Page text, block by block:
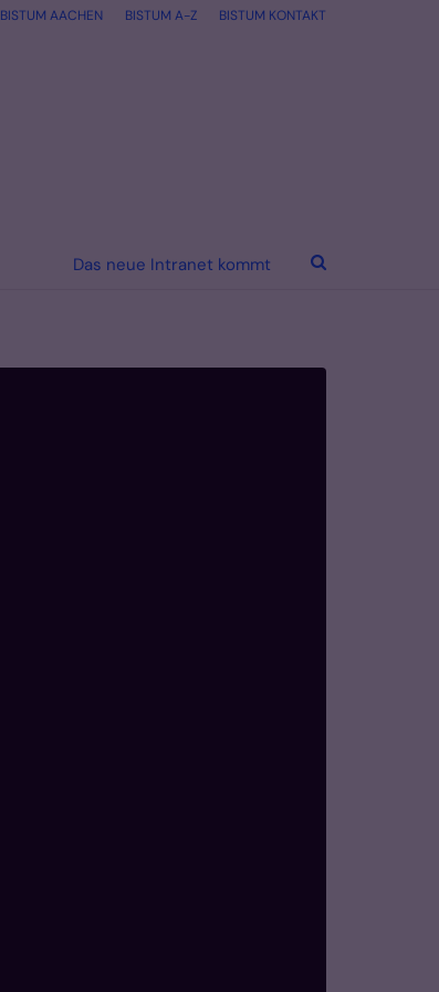
BISTUM AACHEN BISTUM A-Z BISTUM KONTAKT
Das neue Intranet kommt